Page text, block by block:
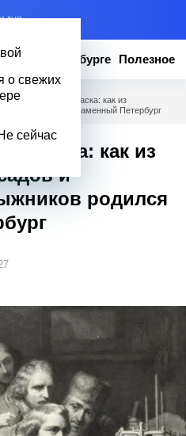
ДНЯ
о свежих
сейчас
о Петербурге Полезное
глина и краска: как из
родился каменный Петербург
и краска: как из
и
родился